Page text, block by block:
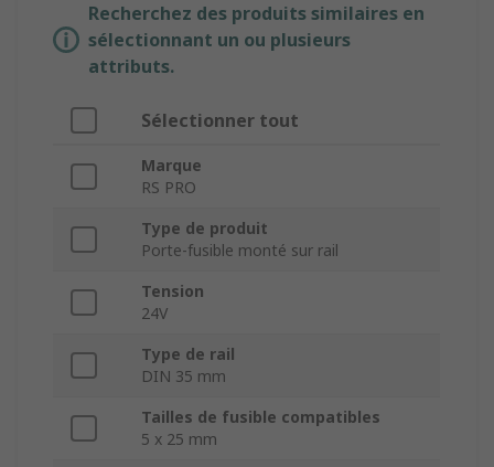
Recherchez des produits similaires en
sélectionnant un ou plusieurs
attributs.
Sélectionner tout
Marque
RS PRO
Type de produit
Porte-fusible monté sur rail
Tension
24V
Type de rail
DIN 35 mm
Tailles de fusible compatibles
5 x 25 mm